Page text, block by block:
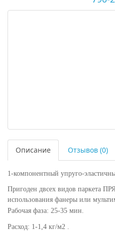
Описание Отзывов (0)
1-компонентный упруго-
Пригоден двсех видов паркета
использования фанеры или
Рабочая фаза: 25-35 мин.
Расход: 1-1,4 кг/м2 .